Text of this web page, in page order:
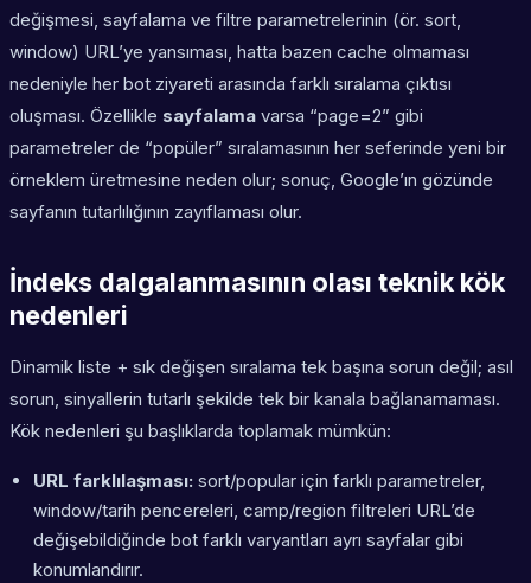
değişmesi, sayfalama ve filtre parametrelerinin (ör. sort,
window) URL’ye yansıması, hatta bazen cache olmaması
nedeniyle her bot ziyareti arasında farklı sıralama çıktısı
oluşması. Özellikle sayfalama varsa “page=2” gibi
parametreler de “popüler” sıralamasının her seferinde yeni bir
örneklem üretmesine neden olur; sonuç, Google’ın gözünde
sayfanın tutarlılığının zayıflaması olur.
İndeks dalgalanmasının olası teknik kök
nedenleri
Dinamik liste + sık değişen sıralama tek başına sorun değil; asıl
sorun, sinyallerin tutarlı şekilde tek bir kanala bağlanamaması.
Kök nedenleri şu başlıklarda toplamak mümkün:
URL farklılaşması: sort/popular için farklı parametreler,
window/tarih pencereleri, camp/region filtreleri URL’de
değişebildiğinde bot farklı varyantları ayrı sayfalar gibi
konumlandırır.